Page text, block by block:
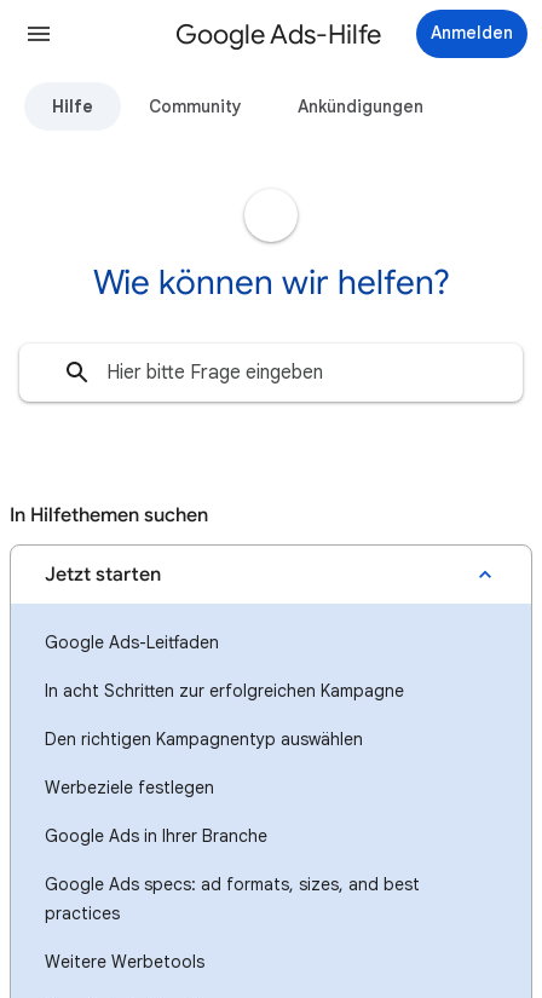
Google Ads-Hilfe Anmelden
Hilfe Community Ankündigungen
Wie können wir helfen?
In Hilfethemen suchen
Jetzt starten
Google Ads-Leitfaden
In acht Schritten zur erfolgreichen Kampagne
Den richtigen Kampagnentyp auswählen
Werbeziele festlegen
Google Ads in Ihrer Branche
Google Ads specs: ad formats, sizes, and best
practices
Weitere Werbetools